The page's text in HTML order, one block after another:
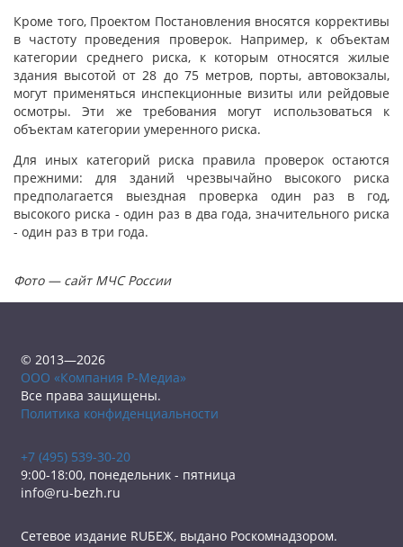
Кроме того, Проектом Постановления вносятся коррективы
в частоту проведения проверок. Например, к объектам
категории среднего риска, к которым относятся жилые
здания высотой от 28 до 75 метров, порты, автовокзалы,
могут применяться инспекционные визиты или рейдовые
осмотры. Эти же требования могут использоваться к
объектам категории умеренного риска.
Для иных категорий риска правила проверок остаются
прежними: для зданий чрезвычайно высокого риска
предполагается выездная проверка один раз в год,
высокого риска - один раз в два года, значительного риска
- один раз в три года.
Фото — сайт МЧС России
© 2013—2026
ООО «Компания Р-Медиа»
Все права защищены.
Политика конфиденциальности
+7 (495) 539-30-20
9:00-18:00, понедельник - пятница
info@ru-bezh.ru
Сетевое издание RUБЕЖ, выдано Роскомнадзором.